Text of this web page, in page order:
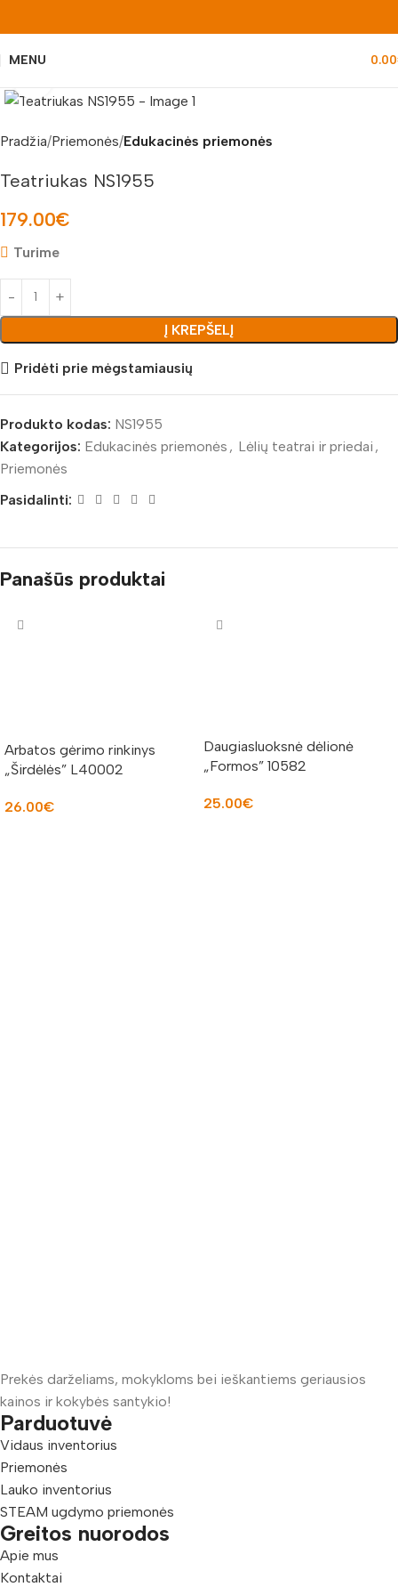
MENU 0.00
Pradžia Priemonės Edukacinės priemonės
Teatriukas NS1955
179.00€
Turime
Į KREPŠELĮ
Pridėti prie mėgstamiausių
Produkto kodas: NS1955
Kategorijos: Edukacinės priemonės , Lėlių teatrai ir priedai ,
Priemonės
Pasidalinti:
Panašūs produktai
Arbatos gėrimo rinkinys
„Širdėlės” L40002
26.00€
Daugiasluoksnė dėlionė
„Formos” 10582
25.00€
Prekės darželiams, mokykloms bei ieškantiems geriausios
kainos ir kokybės santykio!
Parduotuvė
Vidaus inventorius
Priemonės
Lauko inventorius
STEAM ugdymo priemonės
Greitos nuorodos
Apie mus
Kontaktai